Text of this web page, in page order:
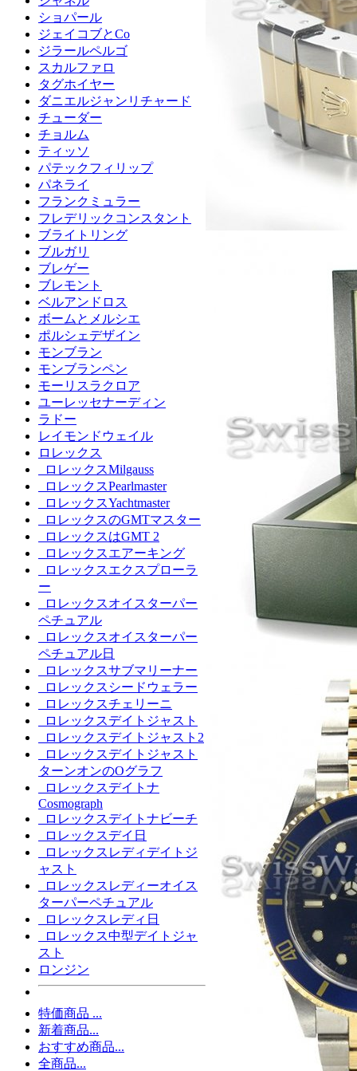
ショパール
ジェイコブとCo
ジラールペルゴ
スカルファロ
タグホイヤー
ダニエルジャンリチャード
チューダー
チョルム
ティッソ
パテックフィリップ
パネライ
フランクミュラー
フレデリックコンスタント
ブライトリング
ブルガリ
ブレゲー
ブレモント
ベルアンドロス
ボームとメルシエ
ポルシェデザイン
モンブラン
モンブランペン
モーリスラクロア
ユーレッセナーディン
ラドー
レイモンドウェイル
ロレックス
ロレックスMilgauss
ロレックスPearlmaster
ロレックスYachtmaster
ロレックスのGMTマスター
ロレックスはGMT 2
ロレックスエアーキング
ロレックスエクスプローラ
ー
ロレックスオイスターパー
ペチュアル
ロレックスオイスターパー
ペチュアル日
ロレックスサブマリーナー
ロレックスシードウェラー
ロレックスチェリーニ
ロレックスデイトジャスト
ロレックスデイトジャスト2
ロレックスデイトジャスト
ターンオンのOグラフ
ロレックスデイトナ
Cosmograph
ロレックスデイトナビーチ
ロレックスデイ日
ロレックスレディデイトジ
ャスト
ロレックスレディーオイス
ターパーペチュアル
ロレックスレディ日
ロレックス中型デイトジャ
スト
ロンジン
特価商品 ...
新着商品...
おすすめ商品...
全商品...